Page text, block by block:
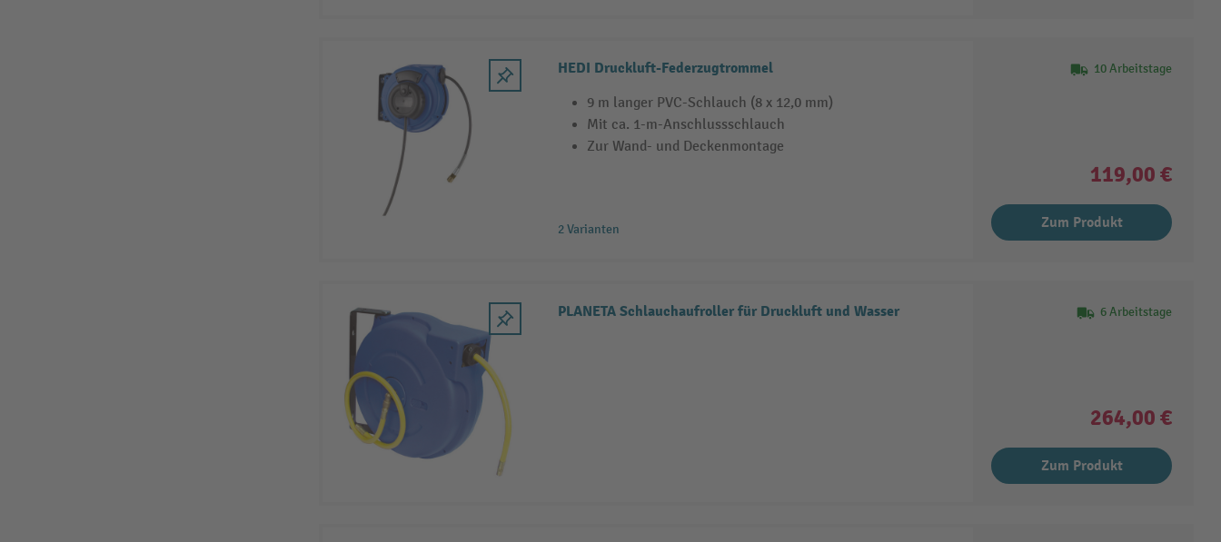
HEDI Druckluft-Federzugtrommel
9 m langer PVC-Schlauch (8 x 12,0 mm)
Mit ca. 1-m-Anschlussschlauch
Zur Wand- und Deckenmontage
2 Varianten
10 Arbeitstage
119,00 €
Zum Produkt
PLANETA Schlauchaufroller für Druckluft und Wasser 6 Arbeitstage
264,00 €
Zum Produkt